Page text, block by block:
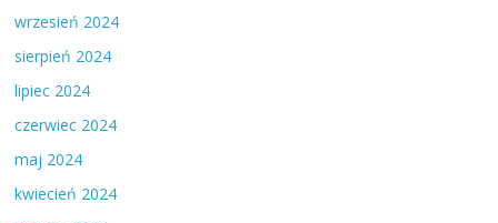
wrzesień 2024
sierpień 2024
lipiec 2024
czerwiec 2024
maj 2024
kwiecień 2024